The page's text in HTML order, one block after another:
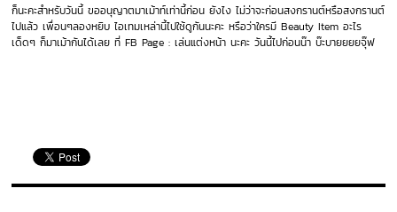
ก็นะคะสำหรับวันนี้ ขออนุญาตมาเม้าท์เท่านี้ก่อน ยังไง ไม่ว่าจะก่อนสงกรานต์หรือสงกรานต์
ไปแล้ว เพื่อนๆลองหยิบ ไอเทมเหล่านี้ไปใช้ดูกันนะคะ หรือว่าใครมี Beauty Item อะไร
เด็ดๆ ก็มาเม้ากันได้เลย ที่ FB Page : เล่นแต่งหน้า นะคะ วันนี้ไปก่อนน๊า บ๊ะบายยยยจุ๊ฟ